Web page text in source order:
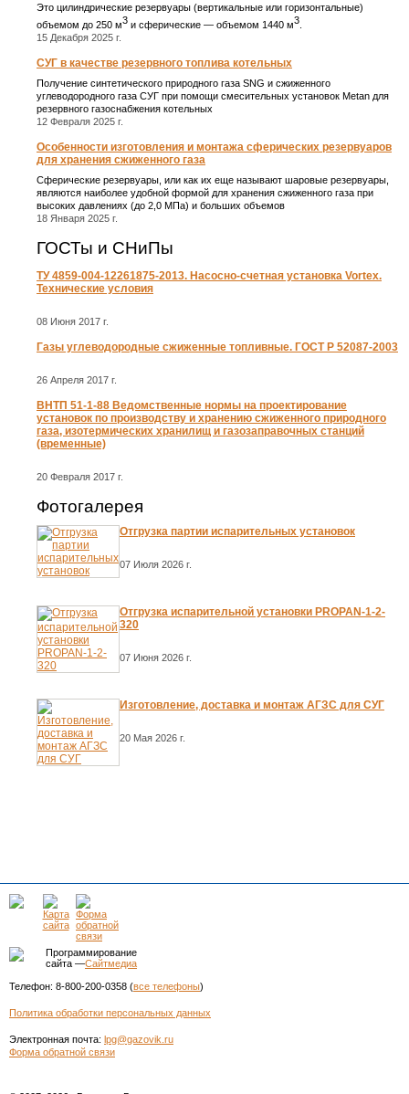
Это цилиндрические резервуары (вертикальные или горизонтальные)
объемом до 250 м3 и сферические ― объемом 1440 м3
15 Декабря 2025 г.
СУГ в качестве резервного топлива котельных
Получение синтетического природного газа SNG и сжиженного
углеводородного газа СУГ при помощи смесительных установок Metan для
резервного газоснабжения котельных
12 Февраля 2025 г.
Особенности изготовления и монтажа сферических резервуаров
для хранения сжиженного газа
Сферические резервуары, или как их еще называют шаровые резервуары,
являются наиболее удобной формой для хранения сжиженного газа при
высоких давлениях (до 2,0 МПа) и больших объемов
18 Января 2025 г.
ГОСТы и СНиПы
ТУ 4859-004-12261875-2013. Насосно-счетная установка Vortex.
Технические условия
08 Июня 2017 г.
Газы углеводородные сжиженные топливные. ГОСТ Р 52087-2003
26 Апреля 2017 г.
ВНТП 51-1-88 Ведомственные нормы на проектирование
установок по производству и хранению сжиженного природного
газа, изотермических хранилищ и газозаправочных станций
(временные)
20 Февраля 2017 г.
Фотогалерея
Отгрузка партии испарительных установок
07 Июля 2026 г.
Отгрузка испарительной установки PROPAN-1-2-
320
07 Июня 2026 г.
Изготовление, доставка и монтаж АГЗС для СУГ
20 Мая 2026 г.
Программирование
сайта —Сайтмедиа
Телефон: 8-800-200-0358 (все телефоны)
Политика обработки персональных данных
Электронная почта: lpg@gazovik.ru
Форма обратной связи